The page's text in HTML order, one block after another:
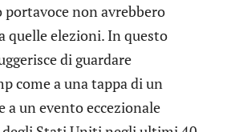
non avrebbero
quelle elezioni. In questo
di guardare
come a una tappa di un
a un evento eccezionale